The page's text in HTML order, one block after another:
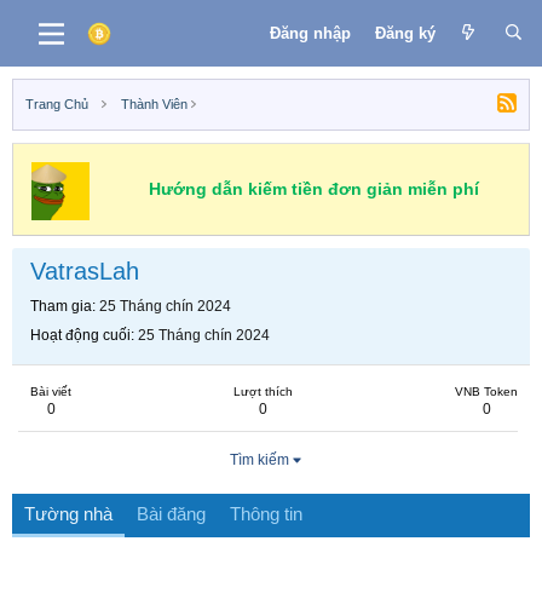
Đăng nhập Đăng ký
Trang Chủ Thành Viên
Hướng dẫn kiếm tiền đơn giản miễn phí
VatrasLah
Tham gia 25 Tháng chín 2024
Hoạt động cuối 25 Tháng chín 2024
Bài viết
0
Lượt thích
0
VNB Token
0
Tìm kiếm
Tường nhà Bài đăng Thông tin